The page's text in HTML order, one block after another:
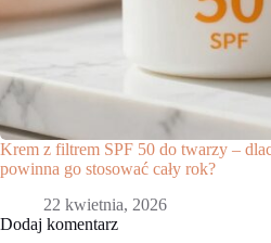
Krem z filtrem SPF 50 do twarzy –
powinna go stosować cały rok?
22 kwietnia, 2026
Dodaj komentarz